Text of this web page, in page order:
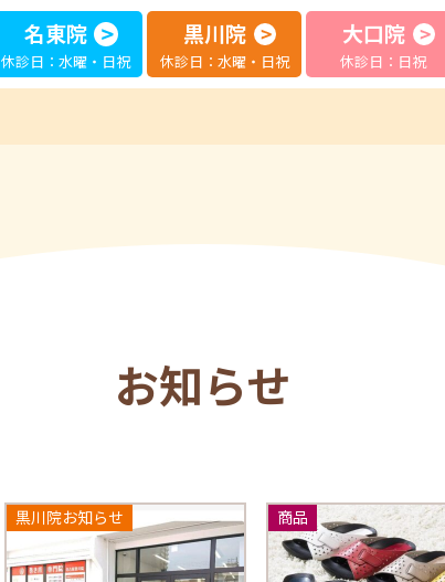
名東院
休診日：水曜・日祝
黒川院
休診日：水曜・日祝
大口院
休診日：日祝
お知らせ
黒川院お知らせ 商品